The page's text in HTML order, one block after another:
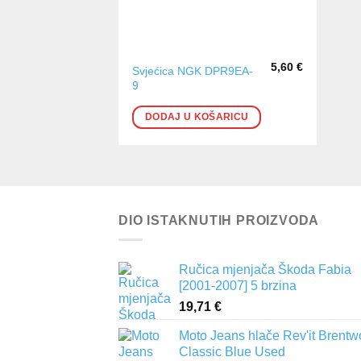
Svjećica NGK DPR9EA-
9
5,60€
DODAJ U KOŠARICU
DIO ISTAKNUTIH PROIZVODA
Ručica mjenjača Škoda Fabia
[2001-2007] 5 brzina
19,71 €
Moto Jeans hlače Rev'it
Classic Blue Used